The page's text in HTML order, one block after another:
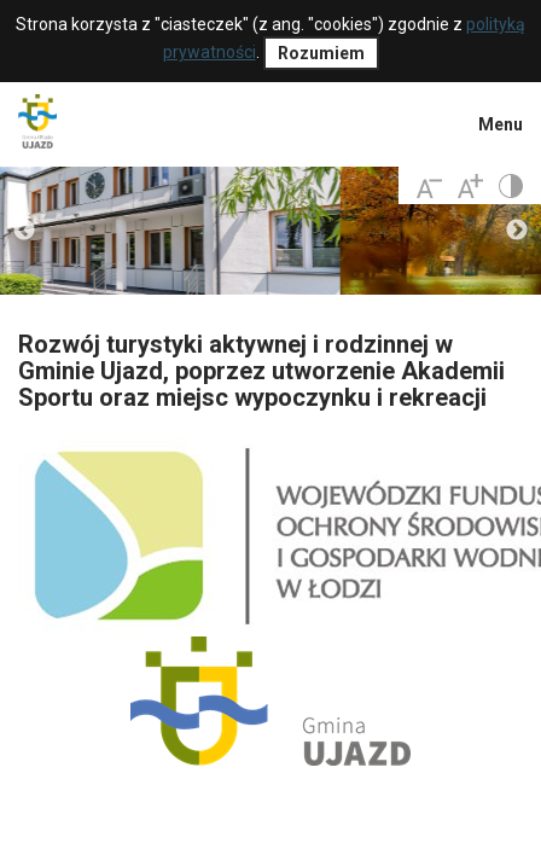
Strona korzysta z "ciasteczek" (z ang. "cookies") zgodnie z polityką
prywatności
Rozumiem
Menu
Rozwój turystyki aktywnej i rodzinnej w
Gminie Ujazd, poprzez utworzenie Akademii
Sportu oraz miejsc wypoczynku i rekreacji